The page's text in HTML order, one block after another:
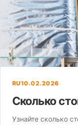
RU10.02.2026
Сколько
Узнайте сколько